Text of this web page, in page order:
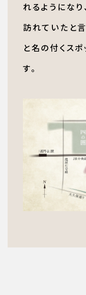
れるようにな
訪れていたと
と名の付くス
す。